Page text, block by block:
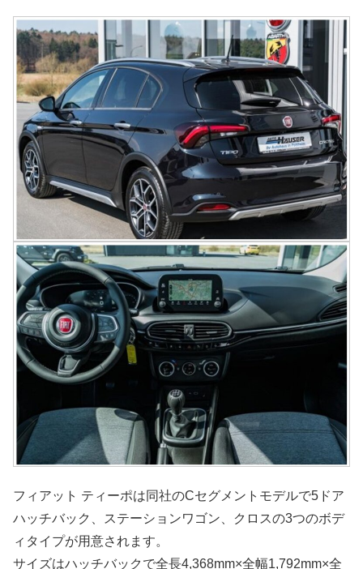
フィアット ティーポは同社のCセグメントモデルで5ドア
ハッチバック、ステーションワゴン、クロスの3つのボデ
ィタイプが用意されます。
サイズはハッチバックで全長4,368mm×全幅1,792mm×全